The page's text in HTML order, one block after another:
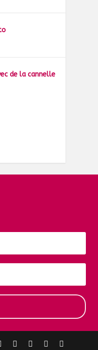
de la cannelle